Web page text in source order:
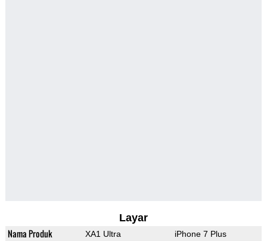
Layar
Nama Produk XA1 Ultra iPhone 7 Plus